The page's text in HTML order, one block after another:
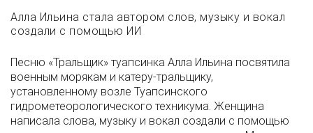
Алла Ильина стала автором слов, музыку и вокал
создали с помощью ИИ
Песню «Тральщик» туапсинка Алла Ильина посвятила
военным морякам и катеру-тральщику,
установленному возле Туапсинского
гидрометеорологического техникума. Женщина
написала слова, музыку и вокал создали с помощью